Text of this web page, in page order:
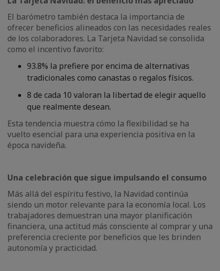
El barómetro también destaca la importancia de
ofrecer beneficios alineados con las necesidades reales
de los colaboradores. La Tarjeta Navidad se consolida
como el incentivo favorito:
93.8% la prefiere por encima de alternativas
tradicionales como canastas o regalos físicos.
8 de cada 10 valoran la libertad de elegir aquello
que realmente desean.
Esta tendencia muestra cómo la flexibilidad se ha
vuelto esencial para una experiencia positiva en la
época navideña.
Una celebración que sigue impulsando el consumo
Más allá del espíritu festivo, la Navidad continúa
siendo un motor relevante para la economía local. Los
trabajadores demuestran una mayor planificación
financiera, una actitud más consciente al comprar y una
preferencia creciente por beneficios que les brinden
autonomía y practicidad.